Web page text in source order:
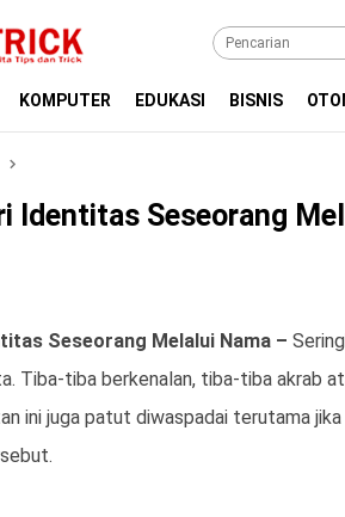
KOMPUTER EDUKASI BISNIS
Identitas Seseorang
Seseorang Melalui Nama –
Tiba-tiba berkenalan, tiba-tiba akrab
ini juga patut diwaspadai terutama